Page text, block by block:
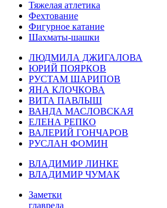
Тяжелая атлетика
Фехтование
Фигурное катание
Шахматы-шашки
ЛЮДМИЛА ДЖИГАЛОВА
ЮРИЙ ПОЯРКОВ
РУСТАМ ШАРИПОВ
ЯНА КЛОЧКОВА
ВИТА ПАВЛЫШ
ВАНДА МАСЛОВСКАЯ
ЕЛЕНА РЕПКО
ВАЛЕРИЙ ГОНЧАРОВ
РУСЛАН ФОМИН
ВЛАДИМИР ЛИНКЕ
ВЛАДИМИР ЧУМАК
Заметки
главреда